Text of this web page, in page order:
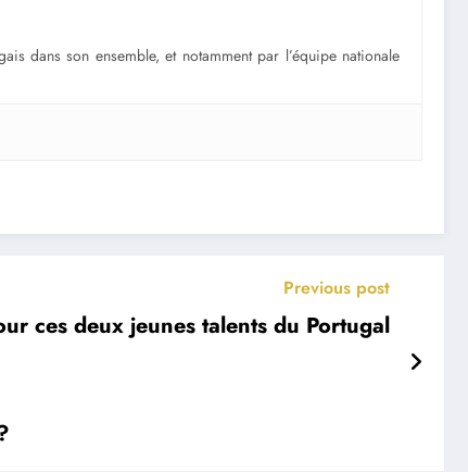
dans son ensemble, et notamment par l’équipe nationale
Previous post
ces deux jeunes talents du Portugal